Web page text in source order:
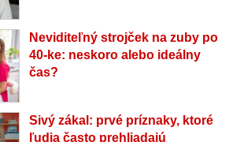
Neviditeľný strojček na zuby po
40-ke: neskoro alebo ideálny
čas?
Sivý zákal: prvé príznaky, ktoré
ľudia často prehliadajú